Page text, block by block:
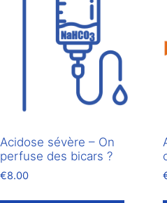
Acidose sévère – On
perfuse des bicars ?
€8.00